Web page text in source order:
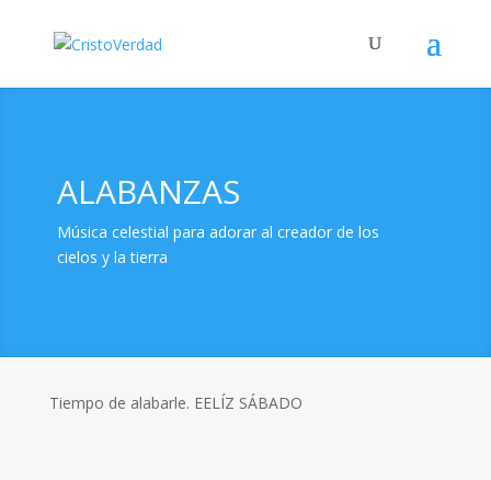
ALABANZAS
Música celestial para adorar al creador de los
cielos y la tierra
Tiempo de alabarle. EELÍZ SÁBADO